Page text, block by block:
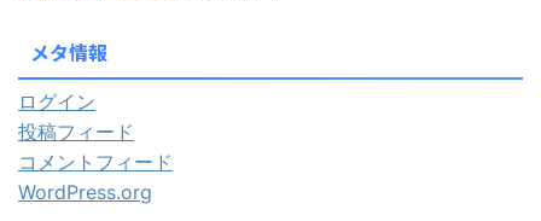
メタ情報
ログイン
投稿フィード
コメントフィード
WordPress.org